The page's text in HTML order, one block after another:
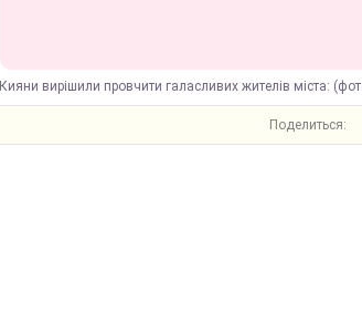
Кияни вирішили провчити галасливих жителів міста:
Поделиться: